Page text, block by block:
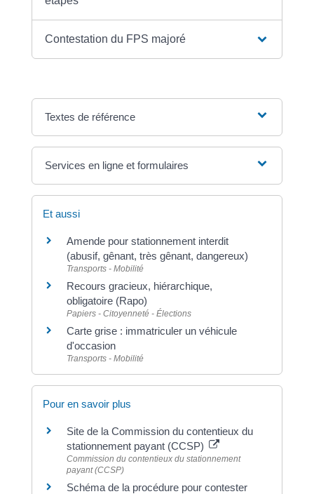
Contestation du FPS majoré
Textes de référence
Services en ligne et formulaires
Et aussi
Amende pour stationnement interdit
(abusif, gênant, très gênant, dangereux)
Transports - Mobilité
Recours gracieux, hiérarchique,
obligatoire (Rapo)
Papiers - Citoyenneté - Élections
Carte grise : immatriculer un véhicule
d'occasion
Transports - Mobilité
Pour en savoir plus
Site de la Commission du contentieux du
stationnement payant (CCSP)
Commission du contentieux du stationnement
payant (CCSP)
Schéma de la procédure pour contester